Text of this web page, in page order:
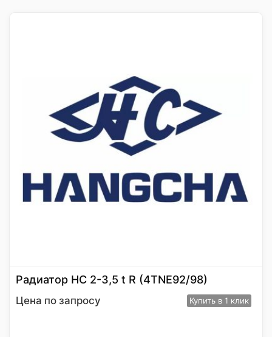
Радиатор HC 2-3,5 t R (4TNE92/98)
Цена по запросу Купить в 1 клик